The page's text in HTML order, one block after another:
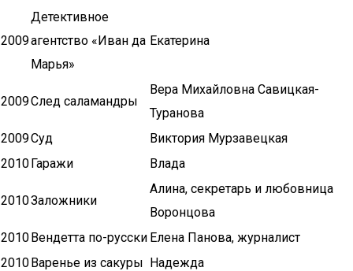
2009
Детективное
агентство «Иван да
Марья»
Екатерина
2009След саламандры
Вера Михайловна Савицкая-
Туранова
2009Суд
Виктория Мурзавецкая
2010Гаражи Влада
2010Заложники
Алина, секретарь и любовница
Воронцова
2010Вендетта по-русски Елена Панова, журналист
2010Варенье из сакуры Надежда